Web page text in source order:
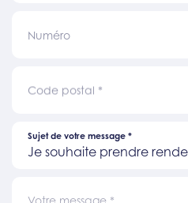
Numéro
Code postal *
Sujet de votre message *
Je souhaite prendre
Votre message *